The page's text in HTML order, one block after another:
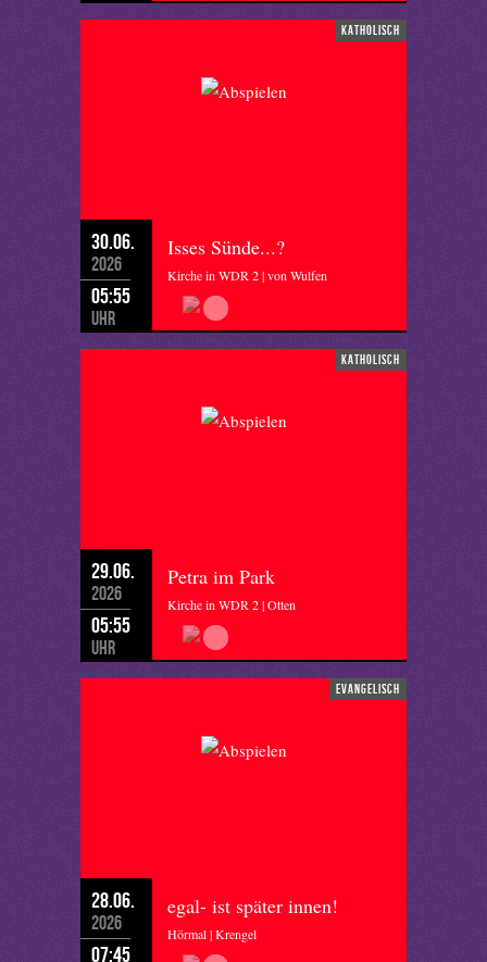
katholisch
30.06.
2026
05:55
Uhr
Isses Sünde...?
Kirche in WDR 2 | von Wulfen
katholisch
29.06.
2026
05:55
Uhr
Petra im Park
Kirche in WDR 2 | Otten
evangelisch
28.06.
2026
07:45
egal- ist später innen!
Hörmal | Krengel